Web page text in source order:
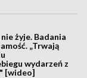
żyje. Badania
„Trwają
wydarzeń z
[wideo]